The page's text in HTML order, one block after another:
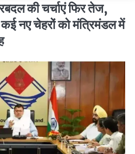
की चर्चाएं फिर तेज,
नए चेहरों को मंत्रिमंडल में